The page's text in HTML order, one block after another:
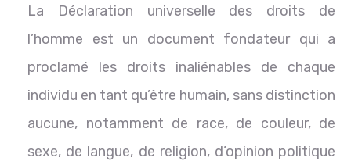
La Déclaration universelle des droits de
l’homme est un document fondateur qui a
proclamé les droits inaliénables de chaque
individu en tant qu’être humain, sans distinction
aucune, notamment de race, de couleur, de
sexe, de langue, de religion, d’opinion politique